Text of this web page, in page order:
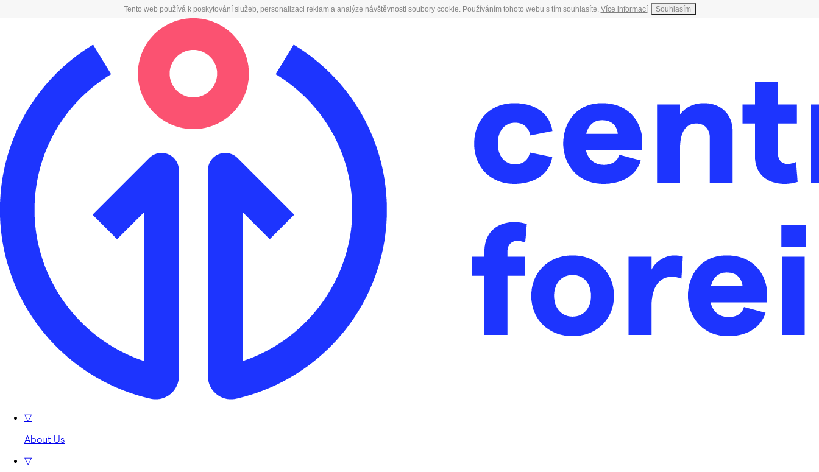
Tento web používá k poskytování služeb, personalizaci reklam a analýze návštěvnosti soubory cookie. Používáním tohoto webu s tím souhlasíte. Více informací Souhlasím
▽
About Us
▽